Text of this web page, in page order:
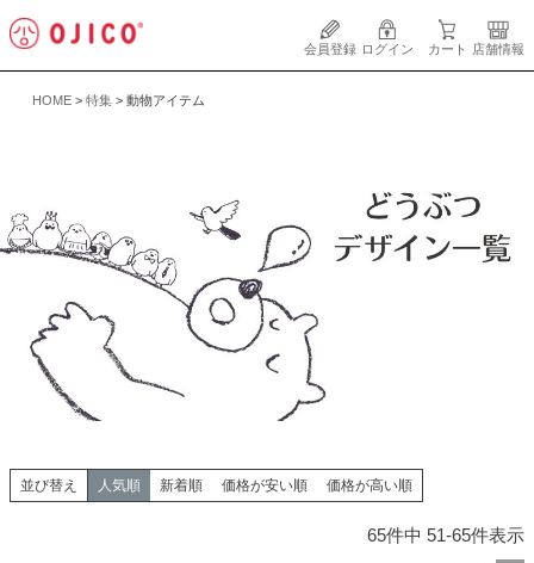
会員登録 ログイン カート 店舗情報
HOME 特集 動物アイテム
並び替え 人気順 新着順 価格が安い順 価格が高い順
65件中 51-65件表示